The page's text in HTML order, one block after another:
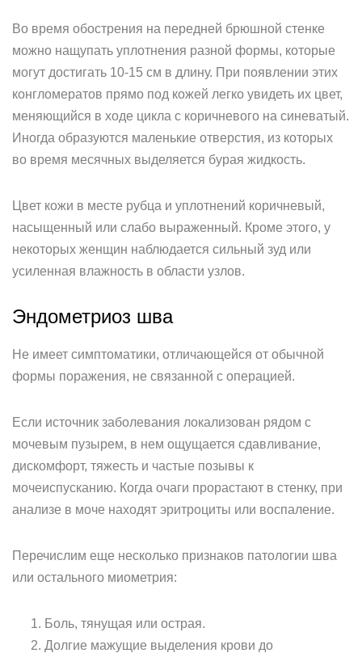
Во время обострения на передней брюшной стенке
можно нащупать уплотнения разной формы, которые
могут достигать 10-15 см в длину. При появлении этих
конгломератов прямо под кожей легко увидеть их цвет,
меняющийся в ходе цикла с коричневого на синеватый.
Иногда образуются маленькие отверстия, из которых
во время месячных выделяется бурая жидкость.
Цвет кожи в месте рубца и уплотнений коричневый,
насыщенный или слабо выраженный. Кроме этого, у
некоторых женщин наблюдается сильный зуд или
усиленная влажность в области узлов.
Эндометриоз шва
Не имеет симптоматики, отличающейся от обычной
формы поражения, не связанной с операцией.
Если источник заболевания локализован рядом с
мочевым пузырем, в нем ощущается сдавливание,
дискомфорт, тяжесть и частые позывы к
мочеиспусканию. Когда очаги прорастают в стенку, при
анализе в моче находят эритроциты или воспаление.
Перечислим еще несколько признаков патологии шва
или остального миометрия:
Боль, тянущая или острая.
Долгие мажущие выделения крови до